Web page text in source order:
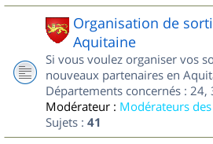
Organisation de
Aquitaine
Si vous voulez organiser vos
nouveaux partenaires en
Départements concernés : 24,
Modérateur : Modérateurs
Sujets : 41